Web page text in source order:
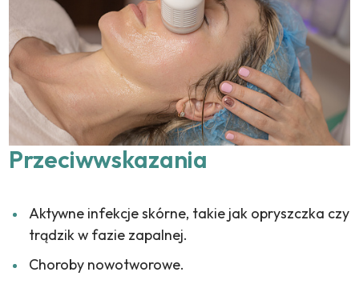
Przeciwwskazania
Aktywne infekcje skórne, takie jak opryszczka czy
trądzik w fazie zapalnej.
Choroby nowotworowe.